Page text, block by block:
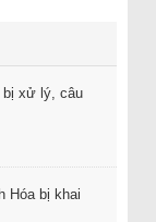
bị xử lý, câu
Hóa bị khai